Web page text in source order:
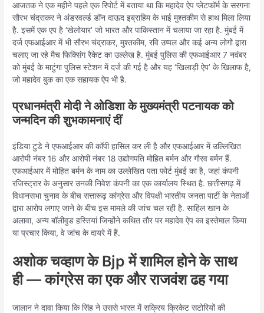
आजतक ने एक महीने पहले एक रिपोर्ट में बताया था कि महादेव ऐप प्लेटफॉर्म के सरगना
सौरभ चंद्राकर ने अंडरवर्ल्ड डॉन दाऊद इब्राहिम के भाई मुश्तकीम से हाथ मिला लिया
है. इसमें एक एप है ‘खेलोयार’ जो भारत और पाकिस्तान में चलाया जा रहा है. मुंबई में
दर्ज एफआईआर में भी सौरभ चंद्राकर, मुश्तकीम, रवि उप्पल और कई अन्य लोगों द्वारा
चलाए जा रहे मैच फिक्सिंग रैकेट का उल्लेख है. मुंबई पुलिस की एफआईआर 7 नवंबर
को मुंबई के माटुंगा पुलिस स्टेशन में दर्ज की गई है और यह ‘खिलाड़ी ऐप’ के खिलाफ है,
जो महादेव बुक का एक सहायक ऐप भी है.
प्रधानमंत्री मोदी ने ओडिशा के मुख्यमंत्री पटनायक को
जन्मदिन की शुभकामनाएं दीं
इंडिया टुडे ने एफआईआर की कॉपी हासिल कर ली है और एफआईआर में उल्लिखित
आरोपी नंबर 16 और आरोपी नंबर 18 उद्योगपति मोहित बर्मन और गौरव बर्मन हैं.
एफआईआर में मोहित बर्मन के नाम का उल्लेखित पता फोर्ट मुंबई का है, जहां कंपनी
रजिस्ट्रार के अनुसार उनकी निवेश कंपनी का एक कार्यालय स्थित है. छत्तीसगढ़ में
विधानसभा चुनाव के बीच सत्तारूढ़ कांग्रेस और विपक्षी भारतीय जनता पार्टी के नेताओं
द्वारा आरोप लगाए जाने के बीच इस मामले की जांच चल रही है. साहिल खान के
अलावा, अन्य बॉलीवुड हस्तियां जिन्होंने कथित तौर पर महादेव ऐप का इस्तेमाल किया
या प्रचार किया, वे जांच के दायरे में हैं.
अशोक चव्हाण के Bjp में शामिल होने के साथ
ही — कांग्रेस का एक और राजवंश ढह गया
जालान ने दावा किया कि सिंह ने उससे भारत में सक्रिय क्रिकेट सटोरियों की